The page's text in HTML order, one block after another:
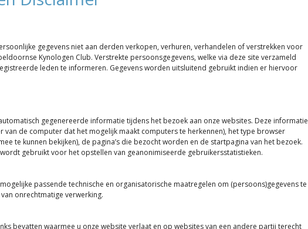
gegevens niet aan derden verkopen, verhuren, verhandelen of verstrekken voor
Kynologen Club. Verstrekte persoonsgegevens, welke via deze site verzameld
leden te informeren. Gegevens worden uitsluitend gebruikt indien er hiervoor
gegenereerde informatie tijdens het bezoek aan onze websites. Deze informatie
van de computer dat het mogelijk maakt computers te herkennen), het type browser
te kunnen bekijken), de pagina’s die bezocht worden en de startpagina van het bezoek.
gebruikt voor het opstellen van geanonimiseerde gebruikersstatistieken.
passende technische en organisatorische maatregelen om (persoons)gegevens te
onrechtmatige verwerking.
bevatten waarmee u onze website verlaat en op websites van een andere partij terecht